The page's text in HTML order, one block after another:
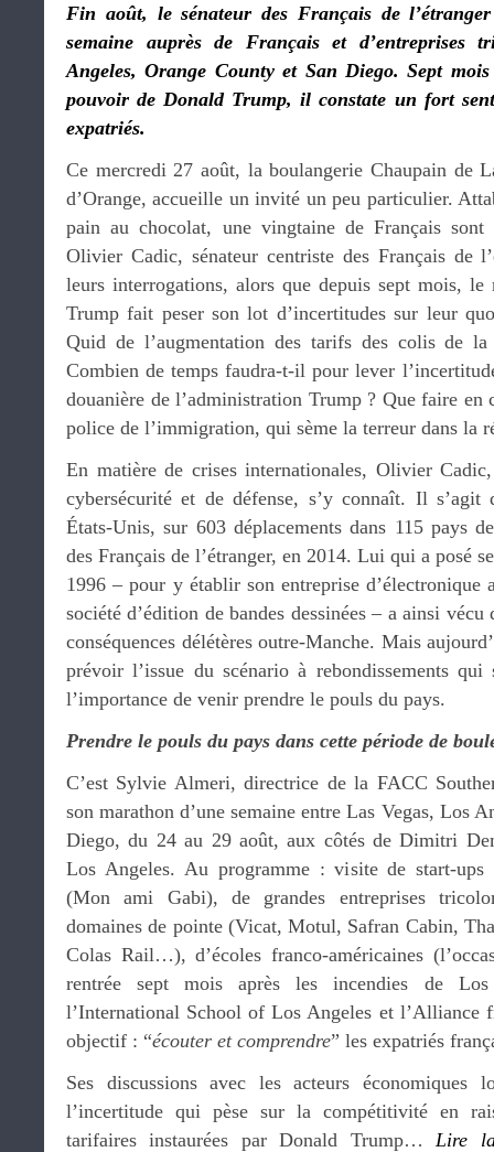
Fin août, le sénateur des Français de
semaine auprès de Français et d’entreprises
Angeles, Orange County et San Diego. Sept
pouvoir de Donald Trump, il constate un fort
expatriés.
Ce mercredi 27 août, la boulangerie Chaupain de
d’Orange, accueille un invité un peu particulier.
pain au chocolat, une vingtaine de Français sont
Olivier Cadic, sénateur centriste des Français de
leurs interrogations, alors que depuis sept mois,
Trump fait peser son lot d’incertitudes sur leur
Quid de l’augmentation des tarifs des colis de
Combien de temps faudra-t-il pour lever
douanière de l’administration Trump ? Que faire en
police de l’immigration, qui sème la terreur dans la
En matière de crises internationales, Olivier
cybersécurité et de défense, s’y connaît. Il s’agit
États-Unis, sur 603 déplacements dans 115 pays
des Français de l’étranger, en 2014. Lui qui a posé
1996 – pour y établir son entreprise d’électronique
société d’édition de bandes dessinées – a ainsi
conséquences délétères outre-Manche. Mais
prévoir l’issue du scénario à rebondissements qui
l’importance de venir prendre le pouls du pays.
Prendre le pouls du pays dans cette période de
C’est Sylvie Almeri, directrice de la FACC
son marathon d’une semaine entre Las Vegas, Los
Diego, du 24 au 29 août, aux côtés de Dimitri
Los Angeles. Au programme : visite de start-ups
(Mon ami Gabi), de grandes entreprises
domaines de pointe (Vicat, Motul, Safran Cabin,
Colas Rail…), d’écoles franco-américaines
rentrée sept mois après les incendies de
l’International School of Los Angeles et l’Alliance
objectif : “écouter et comprendre” les expatriés
Ses discussions avec les acteurs économiques
l’incertitude qui pèse sur la compétitivité en
tarifaires instaurées par Donald Trump…Lire